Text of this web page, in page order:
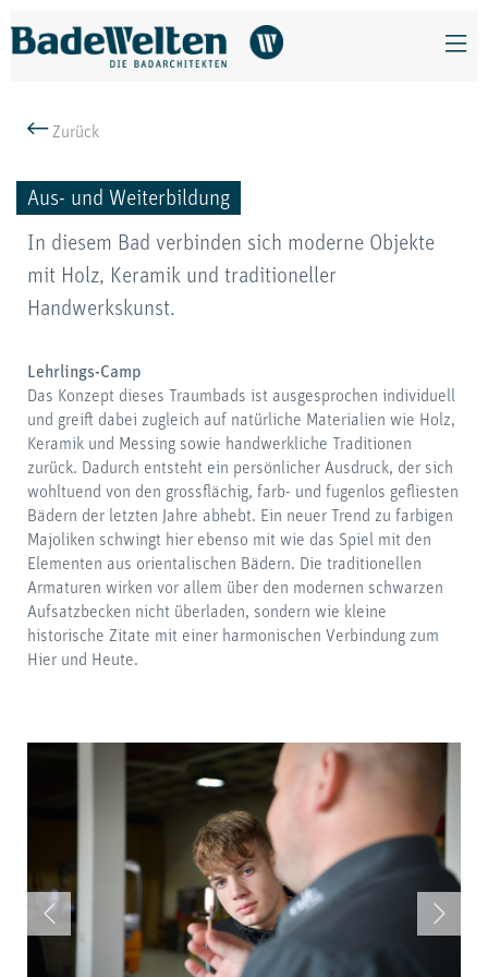
Zurück
Aus- und Weiterbildung
In diesem Bad verbinden sich moderne Objekte
mit Holz, Keramik und traditioneller
Handwerkskunst.
Lehrlings-Camp
Das Konzept dieses Traumbads ist ausgesprochen individuell
und greift dabei zugleich auf natürliche Materialien wie Holz,
Keramik und Messing sowie handwerkliche Traditionen
zurück. Dadurch entsteht ein persönlicher Ausdruck, der sich
wohltuend von den grossflächig, farb- und fugenlos gefliesten
Bädern der letzten Jahre abhebt. Ein neuer Trend zu farbigen
Majoliken schwingt hier ebenso mit wie das Spiel mit den
Elementen aus orientalischen Bädern. Die traditionellen
Armaturen wirken vor allem über den modernen schwarzen
Aufsatzbecken nicht überladen, sondern wie kleine
historische Zitate mit einer harmonischen Verbindung zum
Hier und Heute.